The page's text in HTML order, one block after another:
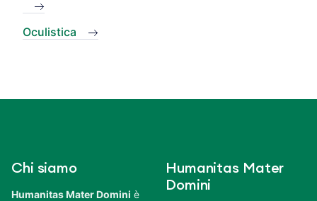
Oculistica
Chi siamo
Humanitas Mater Domini è
Humanitas Mater
Domini